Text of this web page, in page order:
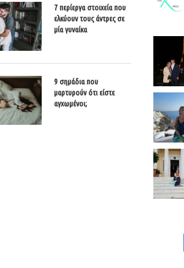
7 περίεργα στοιχεία που
ελκύουν τους άντρες σε
μία γυναίκα
9 σημάδια που
μαρτυρούν ότι είστε
αγχωμένοι;